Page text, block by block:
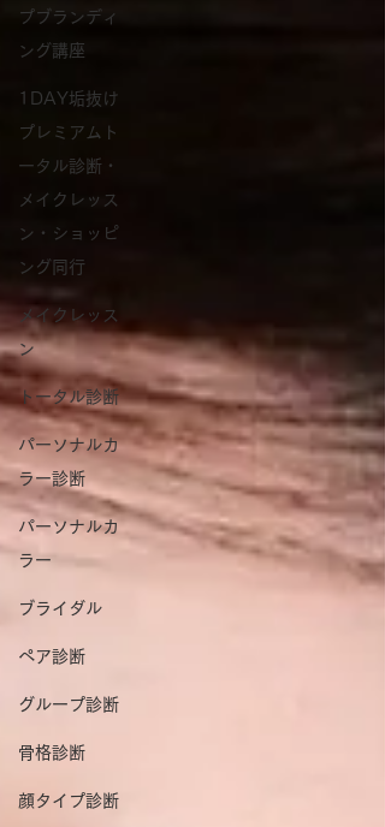
プブランディ
ング講座
1DAY垢抜け
プレミアムト
ータル診断・
メイクレッス
ン・ショッピ
ング同行
メイクレッス
ン
トータル診断
パーソナルカ
ラー診断
パーソナルカ
ラー
ブライダル
ペア診断
グループ診断
骨格診断
顔タイプ診断